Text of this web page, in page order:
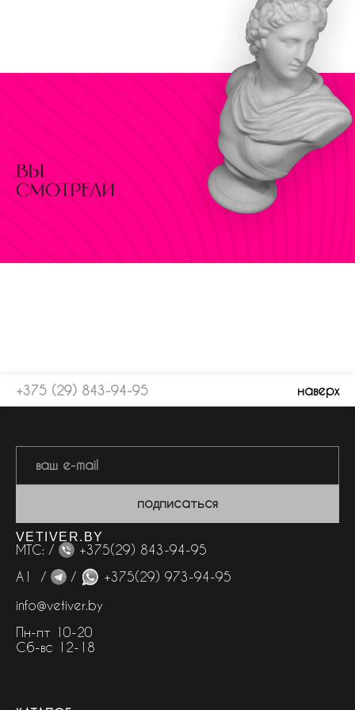
вы
смотрели
+375 (29) 843-94-95 наверх
подписаться
VETIVER.BY
МТС: /
+375(29) 843-94-95
А1 /
/
+375(29) 973-94-95
info@vetiver.by
Пн-пт 10-20
Сб-вс 12-18